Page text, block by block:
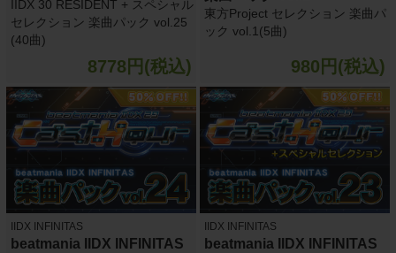
IIDX 30 RESIDENT + スペシャル
セレクション 楽曲パック vol.25
(40曲)
8778円(税込)
東方Project セレクション 楽曲パ
ック vol.1(5曲)
980円(税込)
IIDX INFINITAS
beatmania IIDX INFINITAS
IIDX INFINITAS
beatmania IIDX INFINITAS